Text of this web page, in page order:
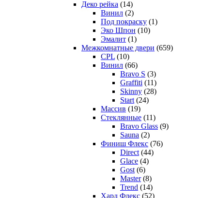
Деко рейка (14)
Винил (2)
Под покраску (1)
Эко Шпон (10)
Эмалит (1)
Межкомнатные двери (659)
CPL (10)
Винил (66)
Bravo S (3)
Graffiti (11)
Skinny (28)
Start (24)
Массив (19)
Стеклянные (11)
Bravo Glass (9)
Sauna (2)
Финиш Флекс (76)
Direct (44)
Glace (4)
Gost (6)
Master (8)
Trend (14)
Хард Флекс (52)